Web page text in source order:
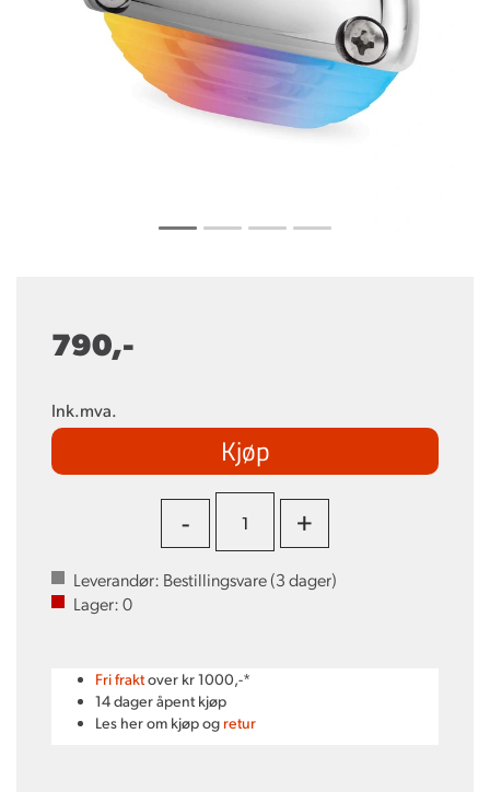
790,-
Ink.mva.
Kjøp
- +
Leverandør: Bestillingsvare (3dager)
Lager:0
Fri fraktover kr 1000,-*
14 dager åpent kjøp
Les her om kjøp og retur